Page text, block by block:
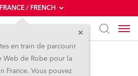
FRANCE / FRENCH
en train de parcourir
Web de Robe pour la
France. Vous pouvez
FS